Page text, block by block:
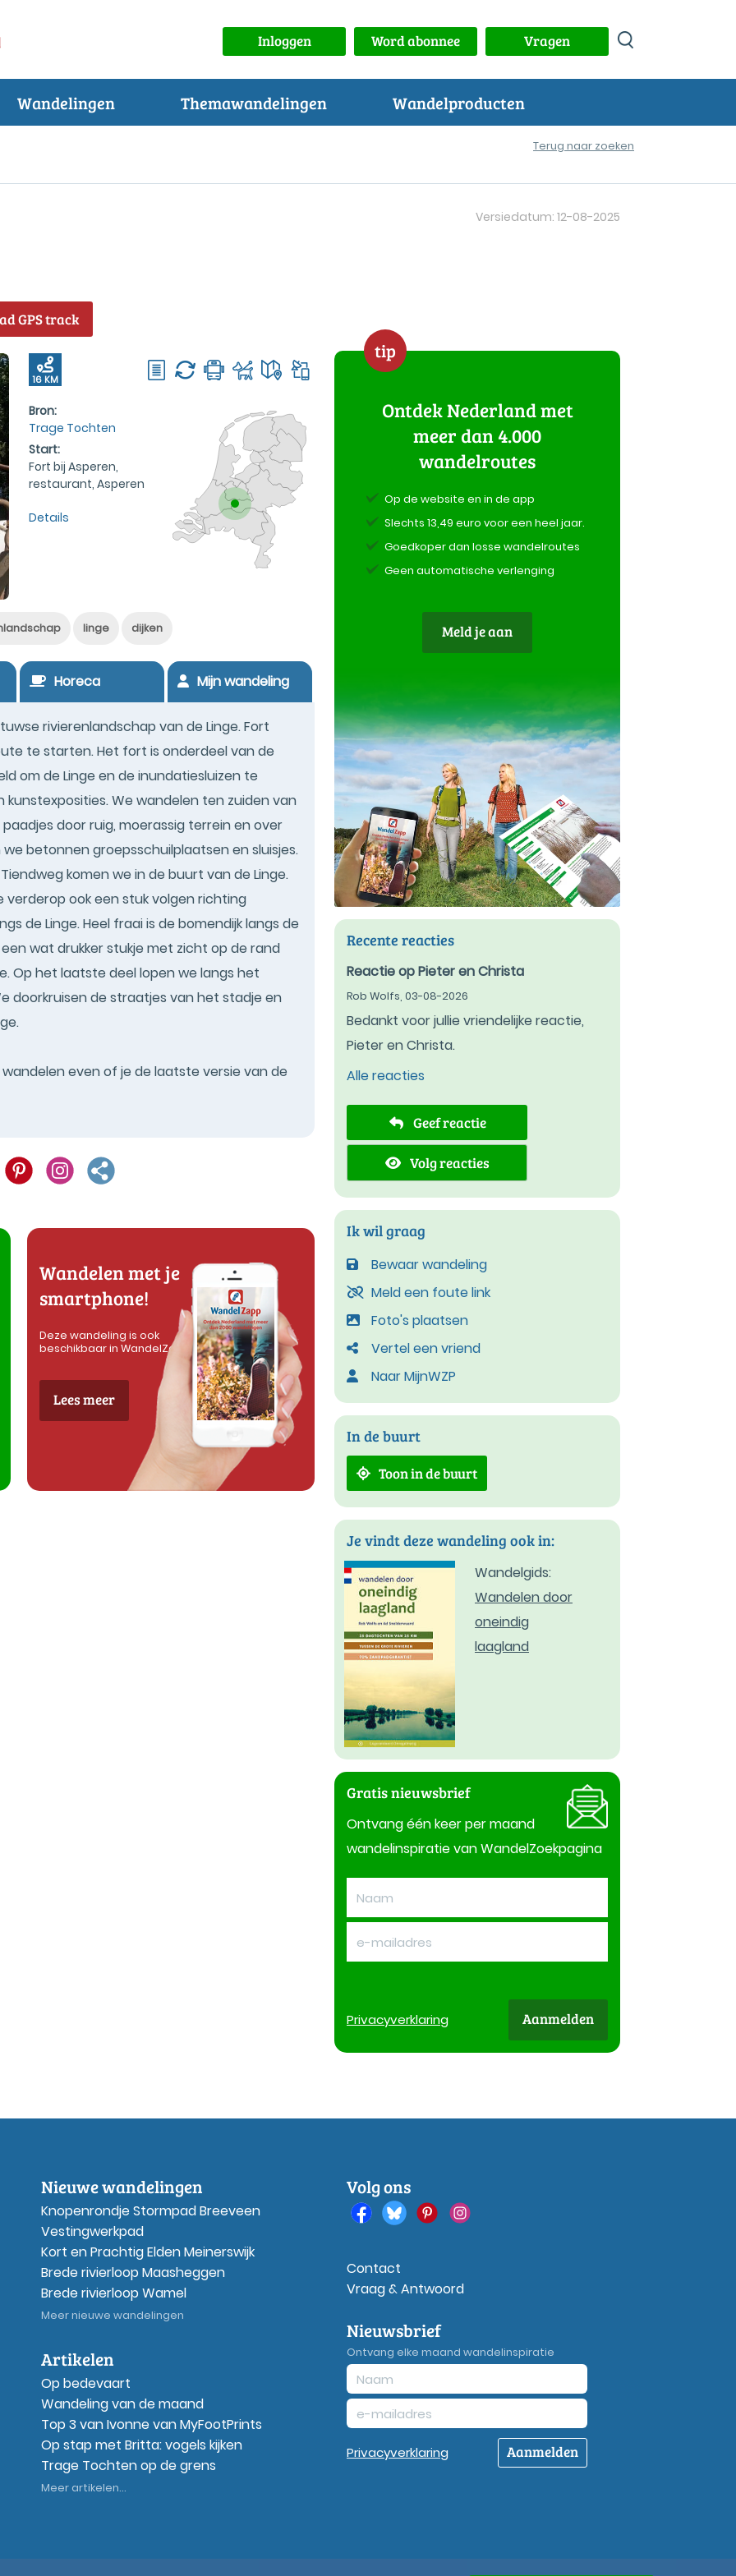
Inloggen Word abonnee Vragen
Wandelingen Themawandelingen Wandelproducten
Terug naar zoeken
Versiedatum: 12-08-2025
GPS track
16 KM
Bron:
Trage Tochten
Start:
Fort bij Asperen,
restaurant, Asperen
Details
linge dijken
Horeca Mijn wandeling
rivierenlandschap van de Linge. Fort
te starten. Het fort is onderdeel van de
om de Linge en de inundatiesluizen te
We wandelen ten zuiden van
door ruig, moerassig terrein en over
we betonnen groepsschuilplaatsen en sluisjes.
komen we in de buurt van de Linge.
verderop ook een stuk volgen richting
de Linge. Heel fraai is de bomendijk langs de
wat drukker stukje met zicht op de rand
Op het laatste deel lopen we langs het
doorkruisen de straatjes van het stadje en
even of je de laatste versie van de
Wandelen met je
smartphone!
Deze wandeling is ook
beschikbaar in WandelZapp
Lees meer
tip
Ontdek Nederland met
meer dan 4.000
wandelroutes
Op de website en in de app
Slechts 13,49 euro voor een heel jaar.
Goedkoper dan losse wandelroutes
Geen automatische verlenging
Meld je aan
Recente reacties
Reactie op Pieter en Christa
Rob Wolfs, 03-08-2026
Bedankt voor jullie vriendelijke reactie,
Pieter en Christa.
Alle reacties
Geef reactie
Volg reacties
Ik wil graag
Bewaar wandeling
Meld een foute link
Foto's plaatsen
Vertel een vriend
Naar MijnWZP
In de buurt
Toon in de buurt
Je vindt deze wandeling ook in:
Wandelgids:
Wandelen door
oneindig
laagland
Gratis nieuwsbrief
Ontvang één keer per maand
wandelinspiratie van WandelZoekpagina
Privacyverklaring Aanmelden
Nieuwe wandelingen
Knopenrondje Stormpad Breeveen
Vestingwerkpad
Kort en Prachtig Elden Meinerswijk
Brede rivierloop Maasheggen
Brede rivierloop Wamel
Meer nieuwe wandelingen
Artikelen
Op bedevaart
Wandeling van de maand
Top 3 van Ivonne van MyFootPrints
Op stap met Britta: vogels kijken
Trage Tochten op de grens
Meer artikelen...
Volg ons
Contact
Vraag & Antwoord
Nieuwsbrief
Ontvang elke maand wandelinspiratie
Privacyverklaring Aanmelden